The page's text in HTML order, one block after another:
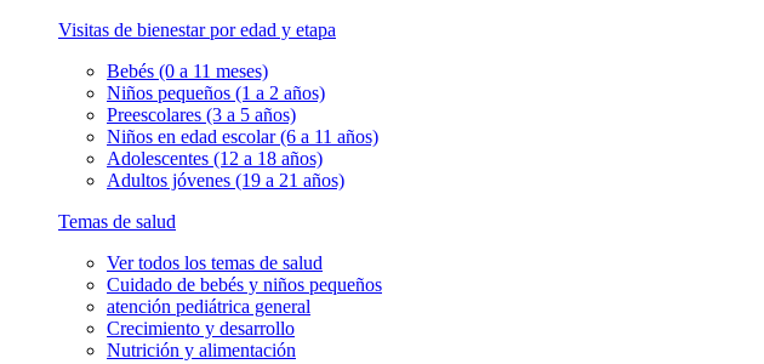
Visitas de bienestar por edad y etapa
Bebés (0 a 11 meses)
Niños pequeños (1 a 2 años)
Preescolares (3 a 5 años)
Niños en edad escolar (6 a 11 años)
Adolescentes (12 a 18 años)
Adultos jóvenes (19 a 21 años)
Temas de salud
Ver todos los temas de salud
Cuidado de bebés y niños pequeños
atención pediátrica general
Crecimiento y desarrollo
Nutrición y alimentación